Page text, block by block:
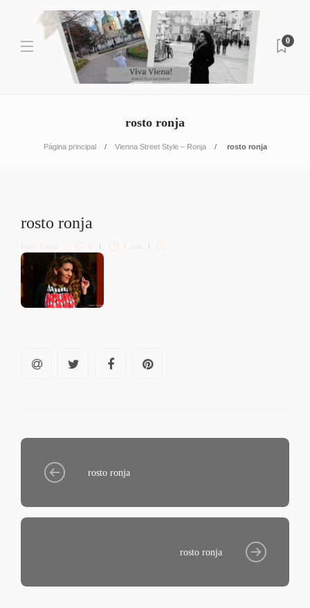
0
rosto ronja
Página principal Vienna Street Style – Ronja rosto ronja
rosto ronja
Katia Farias 0 1 min
rosto ronja
rosto ronja